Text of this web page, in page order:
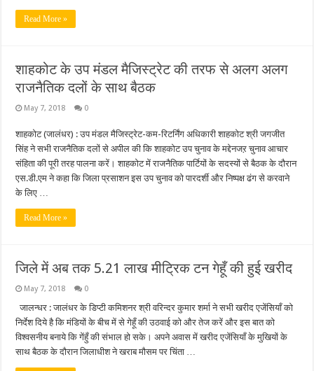
Read More »
शाहकोट के उप मंडल मैजिस्ट्रेट की तरफ से अलग अलग
राजनैतिक दलों के साथ बैठक
May 7, 2018 0
शाहकोट (जालंधर) : उप मंडल मैजिस्ट्रेट-कम-रिटर्निंग अधिकारी शाहकोट श्री जगजीत
सिंह ने सभी राजनैतिक दलों से अपील की कि शाहकोट उप चुनाव के मद्देनजऱ चुनाव आचार
संहिता की पूरी तरह पालना करें। शाहकोट में राजनैतिक पार्टियों के सदस्यों से बैठक के दौरान
एस.डी.एम ने कहा कि जिला प्रसाशन इस उप चुनाव को पारदर्शी और निष्पक्ष ढंग से करवाने
के लिए …
Read More »
जिले में अब तक 5.21 लाख मीट्रिक टन गेहूँ की हुई खरीद
May 7, 2018 0
जालन्धर : जालंधर के डिप्टी कमिशनर श्री वरिन्दर कुमार शर्मा ने सभी खरीद एजेंसियाँ को
निर्देश दिये है कि मंडियों के बीच में से गेहूँ की उठवाई को और तेज करें और इस बात को
विश्वसनीय बनाये कि गेंहुँ की संभाल हो सके। अपने अवास में खरीद एजेंसियाँ के मुखियों के
साथ बैठक के दौरान जिलाधीश ने खराब मौसम पर चिंता …